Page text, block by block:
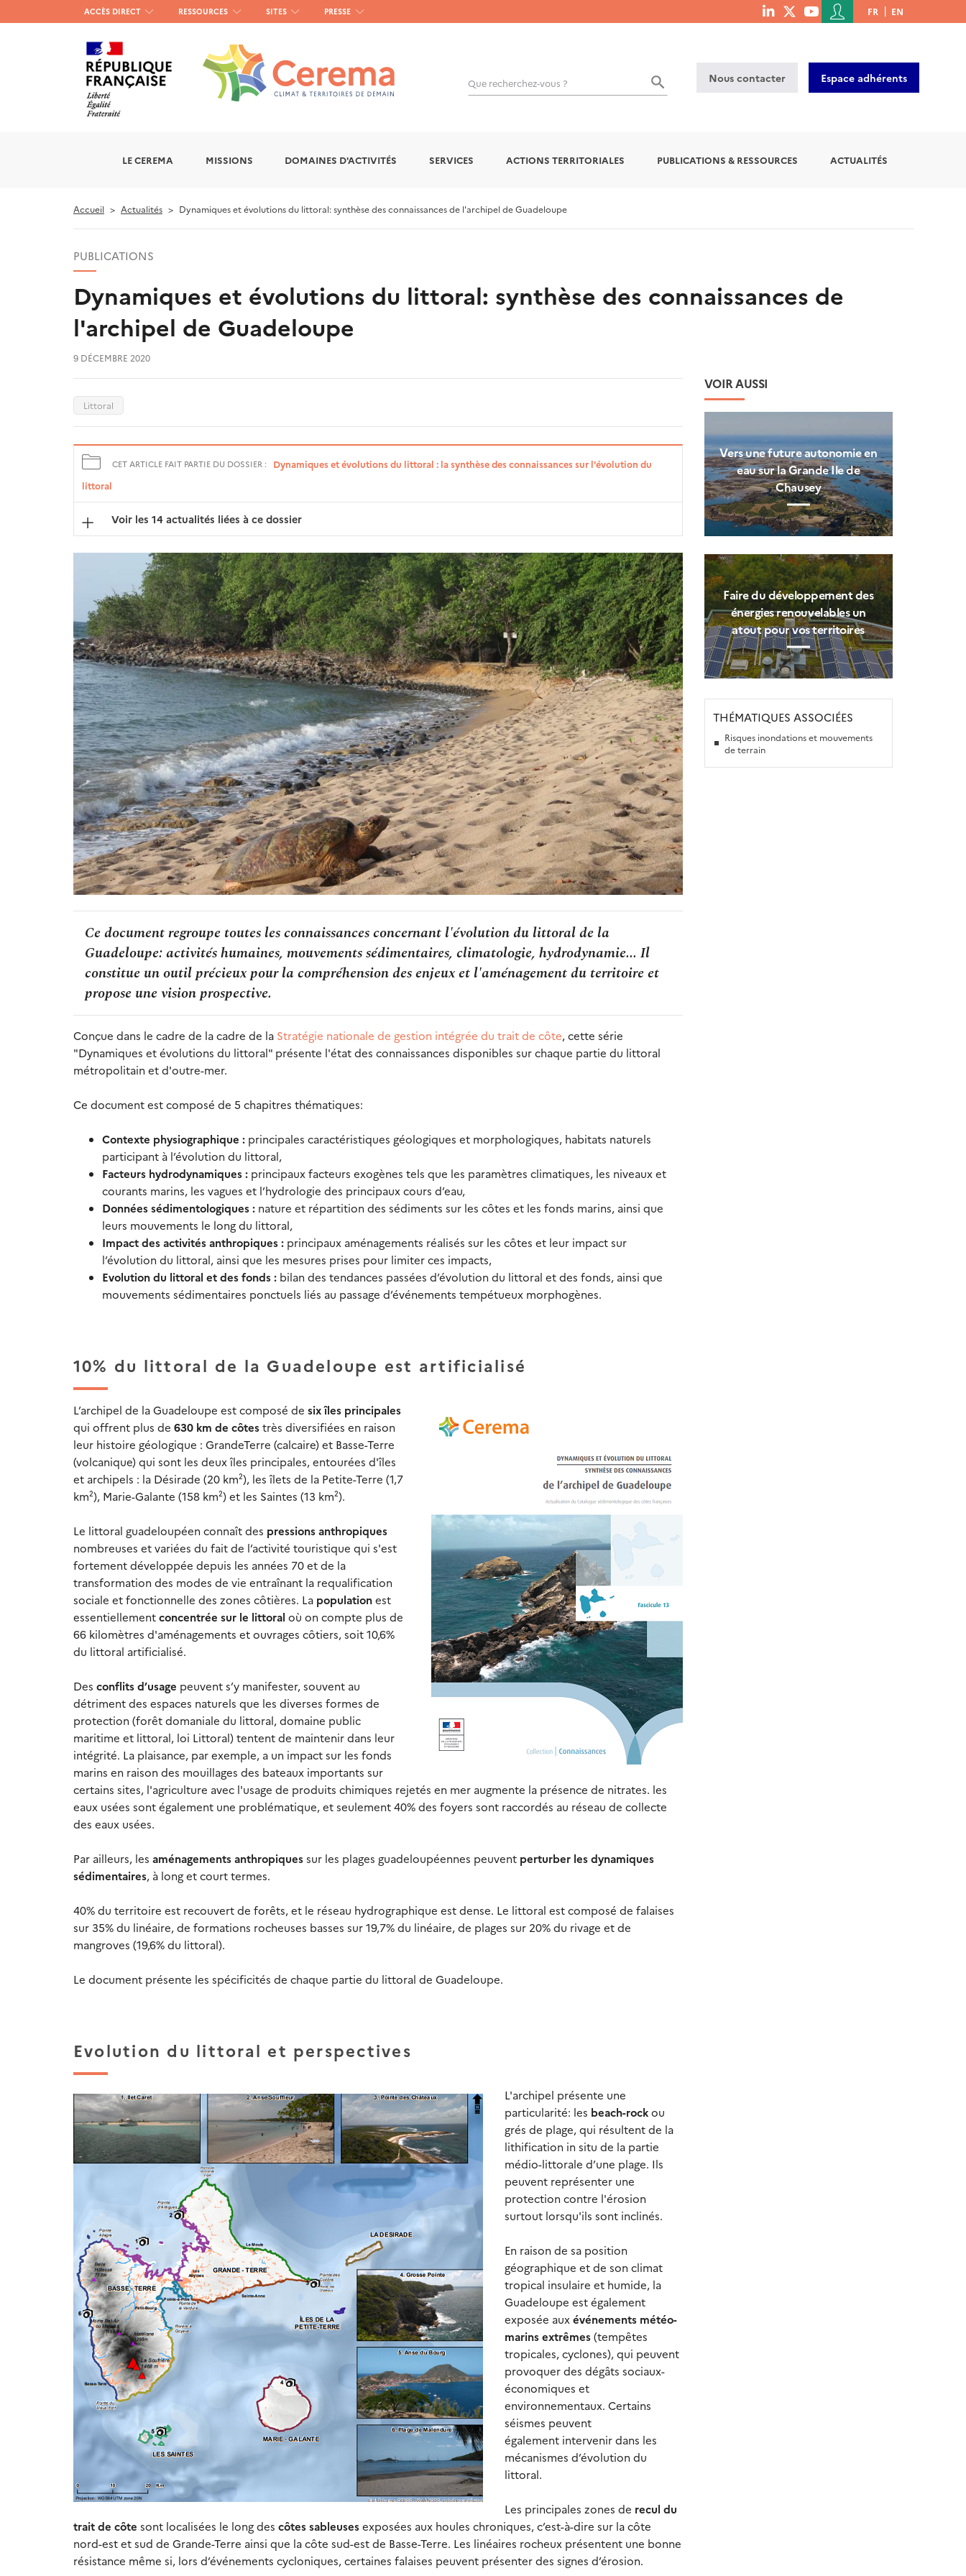
Menu
haut
gauche
ACCÈS DIRECT RESSOURCES SITES PRESSE
menu
Menu
du
de
l'utilisateur
FR EN
Que recherchez-vous ? Nous contacter Espace adhérents
LE CEREMA MISSIONS DOMAINES D'ACTIVITÉS SERVICES ACTIONS TERRITORIALES PUBLICATIONS & RESSOURCES ACTUALITÉS
Accueil Actualités Dynamiques et évolutions du littoral: synthèse des connaissances de l'archipel de Guadeloupe
PUBLICATIONS
Dynamiques et évolutions du littoral: synthèse des connaissances de
l'archipel de Guadeloupe
9 DÉCEMBRE 2020
Littoral
CET ARTICLE FAIT PARTIE DU DOSSIER :
Dynamiques et évolutions du littoral : la synthèse des connaissances sur l'évolution du
littoral
Voir les 14 actualités liées à ce dossier
Ce document regroupe toutes les connaissances concernant l'évolution du littoral de la
Guadeloupe: activités humaines, mouvements sédimentaires, climatologie, hydrodynamie... Il
constitue un outil précieux pour la compréhension des enjeux et l'aménagement du territoire et
propose une vision prospective.
Conçue dans le cadre de la cadre de la Stratégie nationale de gestion intégrée du trait de côte, cette série
"Dynamiques et évolutions du littoral" présente l'état des connaissances disponibles sur chaque partie du littoral
métropolitain et d'outre-mer.
Ce document est composé de 5 chapitres thématiques:
Contexte physiographique : principales caractéristiques géologiques et morphologiques, habitats naturels
participant à l’évolution du littoral,
Facteurs hydrodynamiques : principaux facteurs exogènes tels que les paramètres climatiques, les niveaux et
courants marins, les vagues et l’hydrologie des principaux cours d’eau,
Données sédimentologiques : nature et répartition des sédiments sur les côtes et les fonds marins, ainsi que
leurs mouvements le long du littoral,
Impact des activités anthropiques : principaux aménagements réalisés sur les côtes et leur impact sur
l’évolution du littoral, ainsi que les mesures prises pour limiter ces impacts,
Evolution du littoral et des fonds : bilan des tendances passées d’évolution du littoral et des fonds, ainsi que
mouvements sédimentaires ponctuels liés au passage d’événements tempétueux morphogènes.
10% du littoral de la Guadeloupe est artificialisé
L’archipel de la Guadeloupe est composé de six îles principales
qui offrent plus de 630 km de côtestrès diversifiées en raison
leur histoire géologique : GrandeTerre (calcaire) et Basse-Terre
(volcanique) qui sont les deux îles principales, entourées d'îles
et archipels : la Désirade (20 km²), les îlets de la Petite-Terre (1,7
km²), Marie-Galante (158 km²) et les Saintes (13 km²).
Le littoral guadeloupéen connaît des pressions anthropiques
nombreuses et variées du fait de l’activité touristique qui s'est
fortement développée depuis les années 70 et de la
transformation des modes de vie entraînant la requalification
sociale et fonctionnelle des zones côtières. La populationest
essentiellementconcentrée sur le littoral où on compte plus de
66 kilomètres d'aménagements et ouvrages côtiers, soit 10,6%
du littoral artificialisé.
Des conflits d’usage peuvent s’y manifester, souvent au
détriment des espaces naturels que les diverses formes de
protection (forêt domaniale du littoral, domaine public
maritime et littoral, loi Littoral) tentent de maintenir dans leur
intégrité. La plaisance, par exemple, a un impact sur les fonds
marins en raison des mouillages des bateaux importants sur
certains sites, l'agriculture avec l'usage de produits chimiques rejetés en mer augmente la présence de nitrates. les
eaux usées sont également une problématique, et seulement 40% des foyers sont raccordés au réseau de collecte
des eaux usées.
Par ailleurs, les aménagements anthropiquessur les plages guadeloupéennes peuvent perturber les dynamiques
sédimentaires, à long et court termes.
40% du territoire est recouvert de forêts, et le réseau hydrographique est dense. Le littoral est composé de falaises
sur 35% du linéaire, de formations rocheuses basses sur 19,7% du linéaire, de plages sur 20% du rivage et de
mangroves (19,6% du littoral).
Le document présente les spécificités de chaque partie du littoral de Guadeloupe.
Evolution du littoral et perspectives
L'archipel présente une
particularité: les beach-rockou
grés de plage, qui résultent de la
lithification in situ de la partie
médio-littorale d’une plage. Ils
peuvent représenter une
protection contre l'érosion
surtout lorsqu'ils sont inclinés.
En raison de sa position
géographique et de son climat
tropical insulaire et humide, la
Guadeloupe est également
exposée auxévénements météo-
marins extrêmes(tempêtes
tropicales, cyclones), qui peuvent
provoquer des dégâts sociaux-
économiques et
environnementaux. Certains
séismes peuvent
également intervenir dans les
mécanismes d’évolution du
littoral.
Les principales zones de recul du
trait de côte sont localisées le long des côtes sableusesexposées aux houles chroniques, c’est-à-dire sur la côte
nord-est et sud de Grande-Terre ainsi que la côte sud-est de Basse-Terre. Les linéaires rocheux présentent une bonne
résistance même si, lors d’événements cycloniques, certaines falaises peuvent présenter des signes d’érosion.
VOIR AUSSI
Vers une future autonomie en
eau sur la Grande Ile de
Chausey
Faire du développement des
énergies renouvelables un
atout pour vos territoires
THÉMATIQUES ASSOCIÉES
Risques inondations et mouvements
de terrain